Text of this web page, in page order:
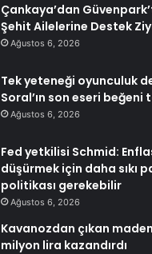
Çankaya’dan
Şehit Ailelerine Destek
Ağustos 6, 2026
Tek yeteneği oyunculuk
Soral’ın son eseri beğeni
Ağustos 6, 2026
Fed yetkilisi Schmid:
düşürmek için daha sıkı
politikası gerekebilir
Ağustos 6, 2026
Kavanozdan çıkan
milyon lira kazandırdı